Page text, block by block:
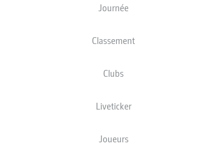
Journée
Classement
Clubs
Liveticker
Joueurs
EINTRACHT BRAUNSCHWEIG
28.01.2005